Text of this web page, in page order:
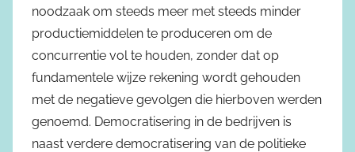
noodzaak om steeds meer met steeds minder
productiemiddelen te produceren om de
concurrentie vol te houden, zonder dat op
fundamentele wijze rekening wordt gehouden
met de negatieve gevolgen die hierboven werden
genoemd. Democratisering in de bedrijven is
naast verdere democratisering van de politieke